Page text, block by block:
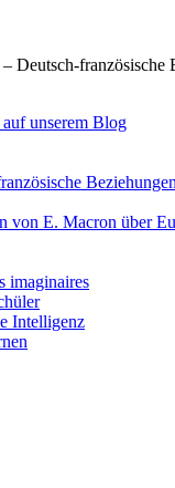
Deutsch-französische
unserem Blog
Beziehungen
von E. Macron über
imaginaires
Intelligenz